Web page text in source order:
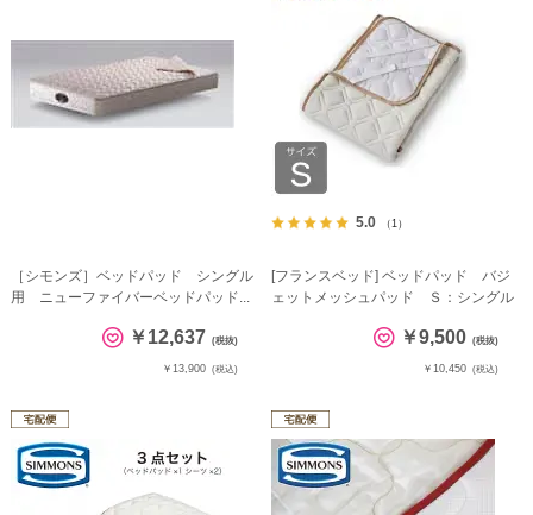
［シモンズ］ベッドパッド シングル
用 ニューファイバーベッドパッド...
￥12,637 (税抜)
￥13,900 (税込)
5.0 （1）
[フランスベッド] ベッドパッド バジ
ェットメッシュパッド Ｓ：シングル
￥9,500 (税抜)
￥10,450 (税込)